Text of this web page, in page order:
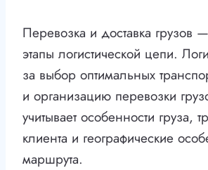
Перевозка и доставка грузов
этапы логистической цепи.
за выбор оптимальных
и организацию перевозки
учитывает особенности груза,
клиента и географические
маршрута.